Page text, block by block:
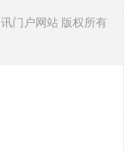
门户网站版权所有